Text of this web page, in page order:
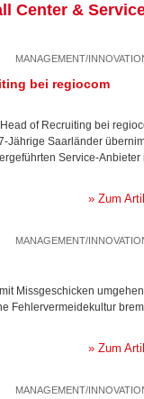
Center &
MANAGEMENT/
bei regiocom
of Recruiting bei
Jährige Saarländer
Service-Anbieter
» Zum
MANAGEMENT/
Missgeschicken
Fehlervermeidekultur
» Zum
MANAGEMENT/